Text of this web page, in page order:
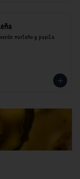
norteño y papita